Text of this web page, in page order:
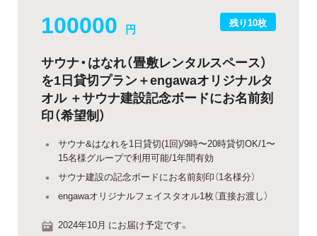
残り10枚
100000 円
サウナ・はなれ（畳敷レンタルスペース）
を1日貸切プラン＋engawaオリジナルタ
オル ＋サウナ建設記念ボードにお名前刻
印（希望制）
サウナ&はなれを1日貸切(1回)/9時〜20時貸切OK/1〜
15名様グループで利用可能/1年間有効
サウナ建設の記念ボードにお名前刻印（1名様分）
engawaオリジナルフェイスタオル1枚（直接お渡し）
2024年10月 にお届け予定です。